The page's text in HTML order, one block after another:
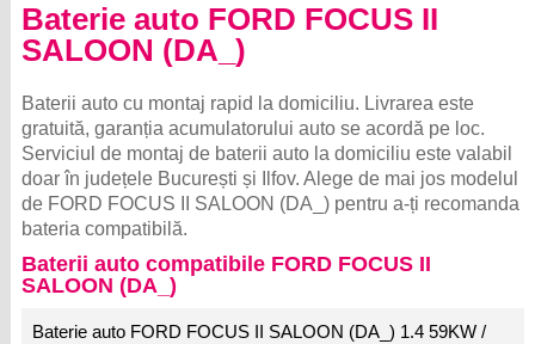
Baterie auto FORD FOCUS II
SALOON (DA_)
Baterii auto cu montaj rapid la domiciliu. Livrarea este
gratuită, garanția acumulatorului auto se acordă pe loc.
Serviciul de montaj de baterii auto la domiciliu este valabil
doar în județele București și Ilfov. Alege de mai jos modelul
de FORD FOCUS II SALOON (DA_) pentru a-ți recomanda
bateria compatibilă.
Baterii auto compatibile FORD FOCUS II
SALOON (DA_)
Baterie auto FORD FOCUS II SALOON (DA_) 1.4 59KW /